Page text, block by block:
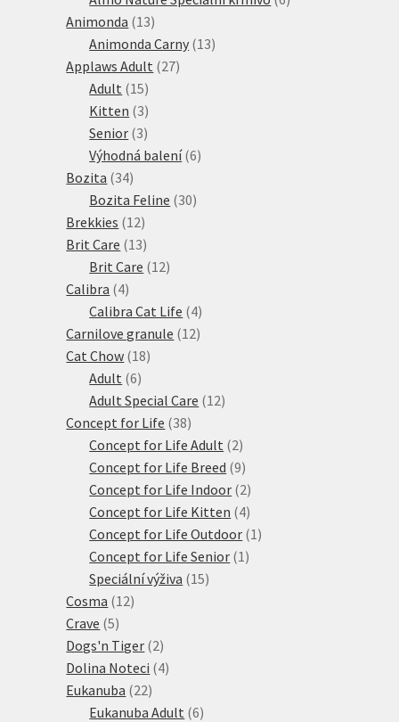
Animonda 1313
produktů
Animonda Carny 1313
Applaws Adult 2727
Adult 1515
produktů
Kitten 33
produkty
Senior 33
produkty
Výhodná balení 66
Bozita 3434
produktů
Bozita Feline 3030
Brekkies 1212
produktů
Brit Care 1313
produktů
Brit Care 1212
Calibra 44
produkty
Calibra Cat Life 44
produkty
Carnilove granule 1212
Cat Chow 1818
Adult 66
produktů
Adult Special Care 1212
Concept for Life 3838
produktů
Concept for Life Adult 22
produkty
Concept for Life Breed 99
produktů
Concept for Life Indoor 22
produkty
Concept for Life Kitten 44
produkty
Concept for Life Outdoor 1 1
Concept for Life Senior 1 1
Speciální výživa 1515
Cosma 1212
Crave 55
produktů
Dogs'n Tiger 22
produkty
Dolina Noteci 44
Eukanuba 2222
produktů
Eukanuba Adult 66